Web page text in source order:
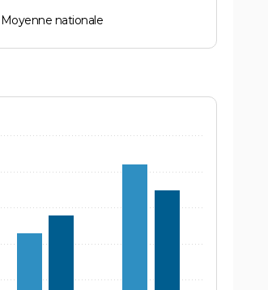
Moyenne nationale